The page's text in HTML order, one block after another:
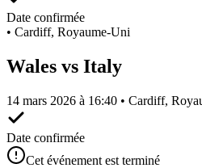
Date confirmée
• Cardiff, Royaume-Uni
Wales vs Italy
14 mars 2026 à 16:40 • Cardiff,
Date confirmée
Cet événement est terminé